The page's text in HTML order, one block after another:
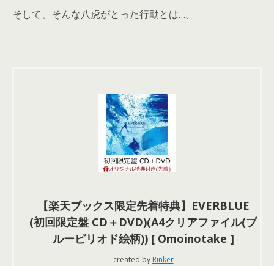
そして、そんな八虎がとった行動とは…。
【楽天ブックス限定先着特典】EVERBLUE
(初回限定盤 CD＋DVD)(A4クリアファイル(ブ
ルーピリオド絵柄)) [ Omoinotake ]
created by Rinker